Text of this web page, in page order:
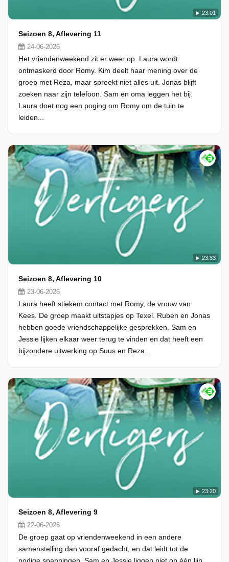
23:01
Seizoen 8, Aflevering 11
24-06-2026
Het vriendenweekend zit er weer op. Laura wordt
ontmaskerd door Romy. Kim deelt haar mening over de
groep met Reza, maar spreekt niet alles uit. Jonas blijft
zoeken naar zijn telefoon. Sam en oma leggen het bij.
Laura doet nog een poging om Romy om de tuin te
leiden...
23:33
Seizoen 8, Aflevering 10
23-06-2026
Laura heeft stiekem contact met Romy, de vrouw van
Kees. De groep maakt uitstapjes op Texel. Ruben en Jonas
hebben goede vriendschappelijke gesprekken. Sam en
Jessie lijken elkaar weer terug te vinden en dat heeft een
bijzondere uitwerking op Suus en Reza...
23:20
Seizoen 8, Aflevering 9
22-06-2026
De groep gaat op vriendenweekend in een andere
samenstelling dan vooraf gedacht, en dat leidt tot de